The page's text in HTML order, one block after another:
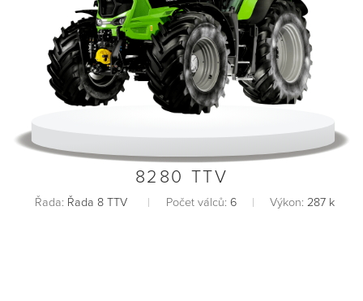
8280 TTV
Řada: Řada 8 TTV Počet válců: 6 Výkon: 287 k